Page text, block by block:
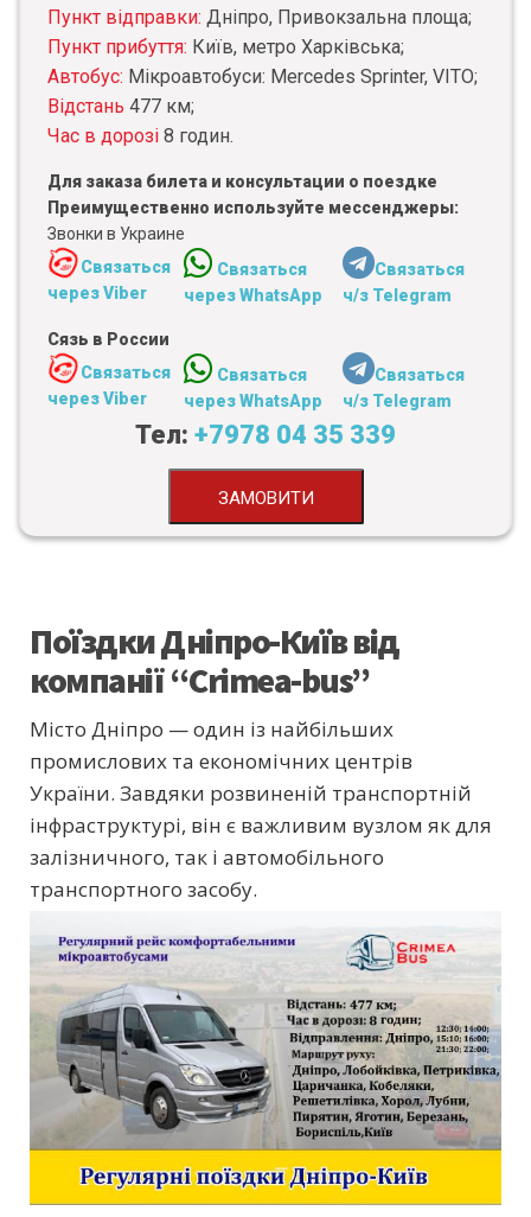
Пункт відправки: Дніпро, Привокзальна площа;
Пункт прибуття: Київ, метро Харківська;
Автобус: Мікроавтобуси: Mercedes Sprinter, VITO;
Відстань 477 км;
Час в дорозі 8 годин.
Для заказа билета и консультации о поездке
Преимущественно используйте мессенджеры:
Звонки в Украине
Связаться
через Viber
Связаться
через WhatsApp
Связаться
ч/з Telegram
Сязь в России
Связаться
через Viber
Связаться
через WhatsApp
Связаться
ч/з Telegram
Тел: +7978 04 35 339
ЗАМОВИТИ
Поїздки Дніпро-Київ від
компанії “Crimea-bus”
Місто Дніпро — один із найбільших
промислових та економічних центрів
України. Завдяки розвиненій транспортній
інфраструктурі, він є важливим вузлом як для
залізничного, так і автомобільного
транспортного засобу.